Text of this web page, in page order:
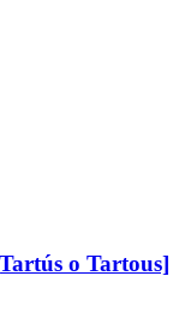
o Tartous]